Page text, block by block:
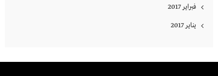
فبراير 2017
يناير 2017